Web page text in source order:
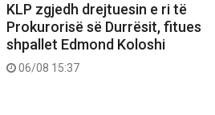
KLP zgjedh drejtuesin e ri të
Prokurorisë së Durrësit, fitues
shpallet Edmond Koloshi
06/08 15:37